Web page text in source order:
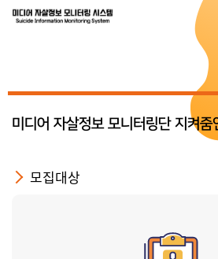
미디어 자살정보 모니터링단 지켜
모집대상